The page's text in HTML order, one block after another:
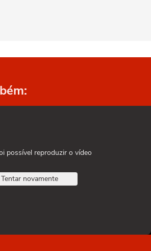
possível reproduzir o vídeo
Tentar novamente